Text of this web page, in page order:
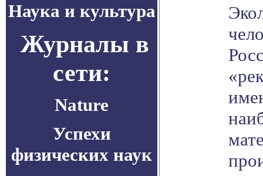
Наука и культура
Журналы в
сети:
Nature
Успехи
физических наук